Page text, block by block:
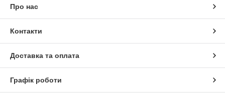
Про нас
Контакти
Доставка та оплата
Графік роботи